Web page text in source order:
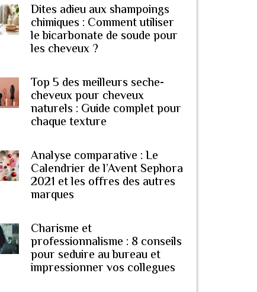
Dites adieu aux shampoings
chimiques : Comment utiliser
le bicarbonate de soude pour
les cheveux ?
Top 5 des meilleurs seche-
cheveux pour cheveux
naturels : Guide complet pour
chaque texture
Analyse comparative : Le
Calendrier de l’Avent Sephora
2021 et les offres des autres
marques
Charisme et
professionnalisme : 8 conseils
pour seduire au bureau et
impressionner vos collegues